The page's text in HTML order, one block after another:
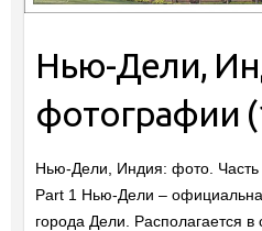
Нью-Дели,
фотографии
Нью-Дели, Индия: фото. Часть
Part 1 Нью-Дели –
города Дели. Располагается в